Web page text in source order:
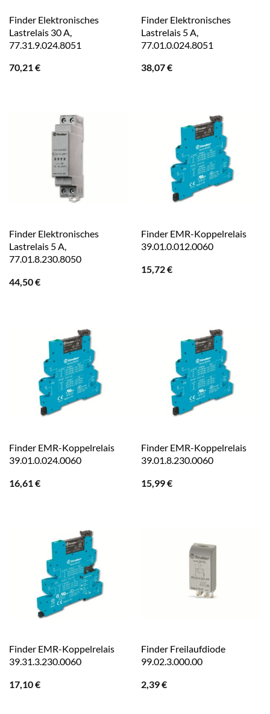
Finder Elektronisches
Lastrelais 30 A,
77.31.9.024.8051
70,21€
Finder Elektronisches
Lastrelais 5 A,
77.01.0.024.8051
38,07€
Finder Elektronisches
Lastrelais 5 A,
77.01.8.230.8050
44,50€
Finder EMR-Koppelrelais
39.01.0.012.0060
15,72€
Finder EMR-Koppelrelais
39.01.0.024.0060
16,61 €
Finder EMR-Koppelrelais
39.01.8.230.0060
15,99€
Finder EMR-Koppelrelais
39.31.3.230.0060
17,10€
Finder Freilaufdiode
99.02.3.000.00
2,39€